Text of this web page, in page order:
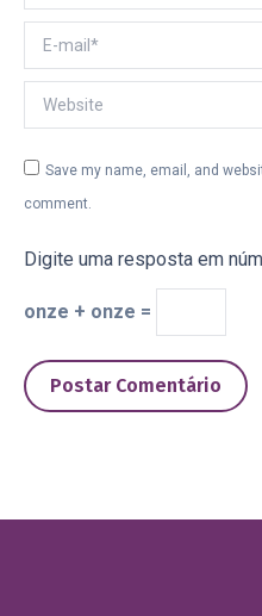
E-mail *
Website
Save my name, email, and
comment.
Digite uma resposta em
onze + onze =
Postar Comentário